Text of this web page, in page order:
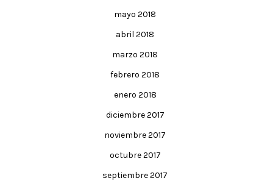
mayo 2018
abril 2018
marzo 2018
febrero 2018
enero 2018
diciembre 2017
noviembre 2017
octubre 2017
septiembre 2017